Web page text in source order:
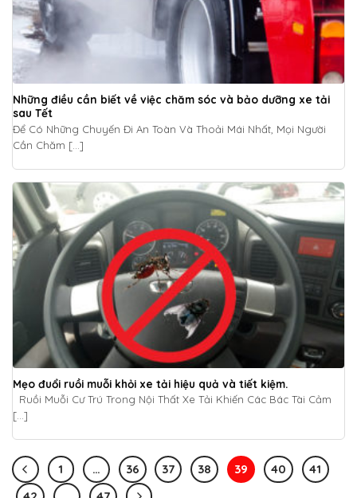
Những điều cần biết về việc chăm sóc và bảo dưỡng xe tải
sau Tết
Để Có Những Chuyến Đi An Toàn Và Thoải Mái Nhất, Mọi Người
Cần Chăm [...]
Mẹo đuổi ruồi muỗi khỏi xe tải hiệu quả và tiết kiệm.
Ruồi Muỗi Cư Trú Trong Nội Thất Xe Tải Khiến Các Bác Tài Cảm
[...]
1 … 36 37 38 39 40
41